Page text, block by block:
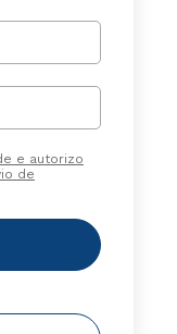
e autorizo
de